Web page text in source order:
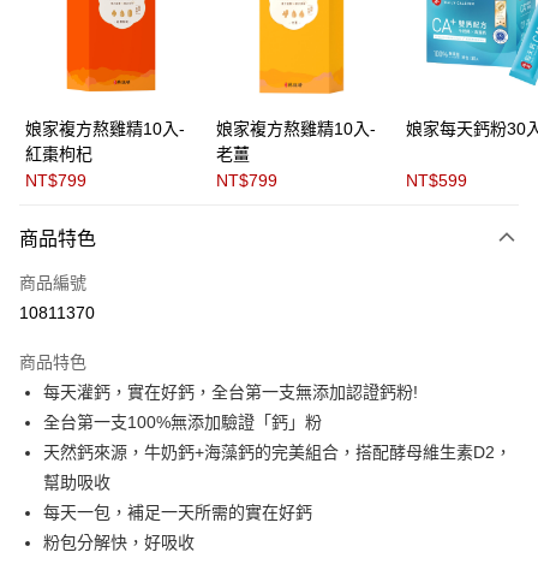
悠遊付
全盈+PAY
ATM付款
付款後全家取貨
付款後7-11取貨
每筆NT$60，滿NT$1,500(含以上)免運費
宅配
每筆NT$150，滿NT$1,500(含以上)免運費
貨到付款
娘家複方熬雞精10入-
紅棗枸杞
NT$799
娘家複方熬雞精10入-
老薑
NT$799
娘家每天鈣粉30
NT$599
商品特色
商品編號
10811370
商品特色
每天灌鈣，實在好鈣，全台第一支無添加認證鈣粉!
全台第一支100%無添加驗證「鈣」粉
天然鈣來源，牛奶鈣+海藻鈣的完美組合，搭配酵母維生素D2，
幫助吸收
每天一包，補足一天所需的實在好鈣
粉包分解快，好吸收